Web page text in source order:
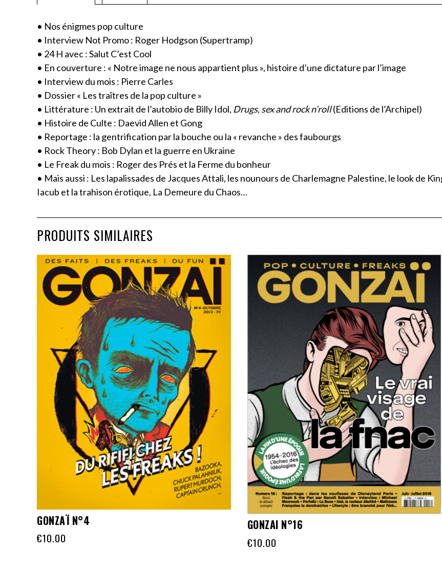
• Nos énigmes pop culture
• Interview Not Promo : Roger Hodgson (Supertramp)
• 24 H avec : Salut C’est Cool
• En couverture : « Notre image ne nous appartient plus », histoire d’une dictature par l’image
• Interview du mois : Pierre Carles
• Dossier « Les traîtres de la pop culture »
• Littérature : Un extrait de l’autobio de Billy Idol, Drugs, sex and rock n’roll(Editions de l’Archipel)
• Histoire de Culte : Daevid Allen et Gong
• Reportage : la gentrification par la bouche ou la « revanche » des faubourgs
• Rock Theory : Bob Dylan et la guerre en Ukraine
• Le Freak du mois : Roger des Prés et la Ferme du bonheur
• Mais aussi : Les lapalissades de Jacques Attali, les nounours de Charlemagne Palestine, le look de
Iacub et la trahison érotique, La Demeure du Chaos…
PRODUITS SIMILAIRES
GONZAÏ N°4
€10.00
GONZAI N°16
€10.00